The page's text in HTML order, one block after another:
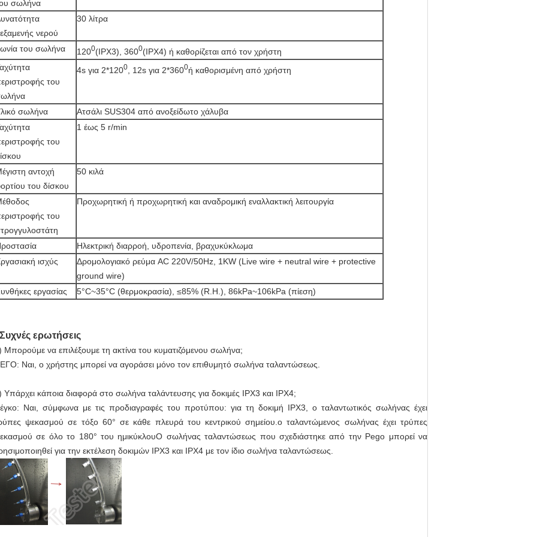
σωλήνα
νερού
30 λίτρα
του σωλήνα 1200(IPX3), 3600(IPX4) ή καθορίζεται από τον χρήστη
του
4s για 2*1200 , 12s για 2*3600ή καθορισμένη από χρήστη
σωλήνα
Ατσάλι SUS304 από ανοξείδωτο χάλυβα
του
1 έως 5 r/min
αντοχή
του δίσκου
50 κιλά
του
Προχωρητική ή προχωρητική και αναδρομική εναλλακτική λειτουργία
Ηλεκτρική διαρροή, υδροπενία, βραχυκύκλωμα
ισχύς
Δρομολογιακό ρεύμα AC 220V/50Hz, 1KW (Live wire + neutral wire + protective
ground wire)
εργασίας
5°C~35°C (θερμοκρασία), ≤85% (R.H.), 86kPa~106kPa (πίεση)
ερωτήσεις
Μπορούμε να επιλέξουμε τη ακτίνα του κυματιζόμενου σωλήνα;
Ναι, ο χρήστης μπορεί να αγοράσει μόνο τον επιθυμητό σωλήνα ταλαντώσεως.
Υπάρχει κάποια διαφορά στο σωλήνα ταλάντευσης για δοκιμές IPX3 και IPX4;
Ναι, σύμφωνα με τις προδιαγραφές του προτύπου: για τη δοκιμή IPX3, ο ταλαντωτικός σωλήνας έχει
ψεκασμού σε τόξο 60° σε κάθε πλευρά του κεντρικού σημείου.ο ταλαντώμενος σωλήνας έχει τρύπες
σε όλο το 180° του ημικύκλουΟ σωλήνας ταλαντώσεως που σχεδιάστηκε από την Pego μπορεί να
για την εκτέλεση δοκιμών IPX3 και IPX4 με τον ίδιο σωλήνα ταλαντώσεως.